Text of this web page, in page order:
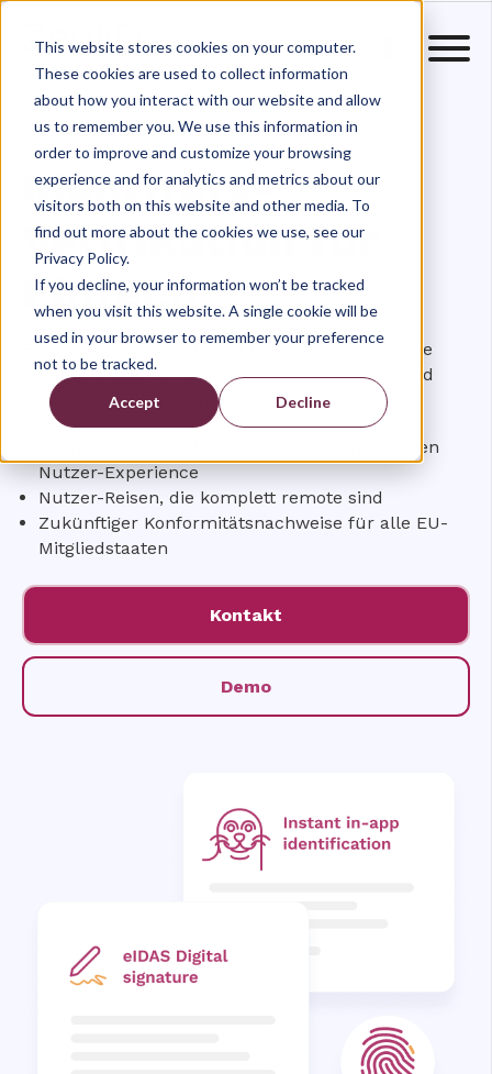
This website stores cookies on your computer.
These cookies are used to collect information
about how you interact with our website and allow
us to remember you. We use this information in
order to improve and customize your browsing
experience and for analytics and metrics about our
visitors both on this website and other media. To
find out more about the cookies we use, see our
Privacy Policy.
If you decline, your information won’t be tracked
when you visit this website. A single cookie will be
used in your browser to remember your preference
not to be tracked.
Accept Decline
REMOTE IDENTIFIKATION UND E-SIGNATURE
Identitäts-
Verifikation für
Fintech
Freue dich auf die EU AMLD5-konforme, remote
Identifizierung mit unserer fortschrittlichen und
qualifizierten E-Signature
Schnelles Onboarding mit einer geschmeidigen
Nutzer-Experience
Nutzer-Reisen, die komplett remote sind
Zukünftiger Konformitätsnachweise für alle EU-
Mitgliedstaaten
Kontakt
Demo